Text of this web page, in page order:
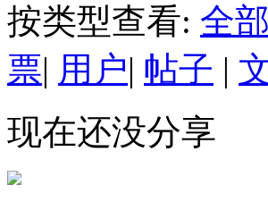
按类型查看: 全部
票| 用户| 帖子 |
现在还没分享